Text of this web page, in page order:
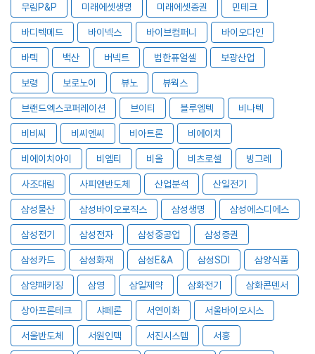
무림P&P 미래에셋생명 미래에셋증권 민테크
바디텍메드 바이넥스 바이브컴퍼니 바이오다인
바텍 백산 버넥트 범한퓨얼셀 보광산업
보령 보로노이 뷰노 뷰웍스
브랜드엑스코퍼레이션 브이티 블루엠텍 비나텍
비비씨 비씨엔씨 비아트론 비에이치
비에이치아이 비엠티 비올 비츠로셀 빙그레
사조대림 사피엔반도체 산업분석 산일전기
삼성물산 삼성바이오로직스 삼성생명 삼성에스디에스
삼성전기 삼성전자 삼성중공업 삼성증권
삼성카드 삼성화재 삼성E&A 삼성SDI 삼양식품
삼양패키징 삼영 삼일제약 삼화전기 삼화콘덴서
상아프론테크 샤페론 서연이화 서울바이오시스
서울반도체 서원인텍 서진시스템 서흥